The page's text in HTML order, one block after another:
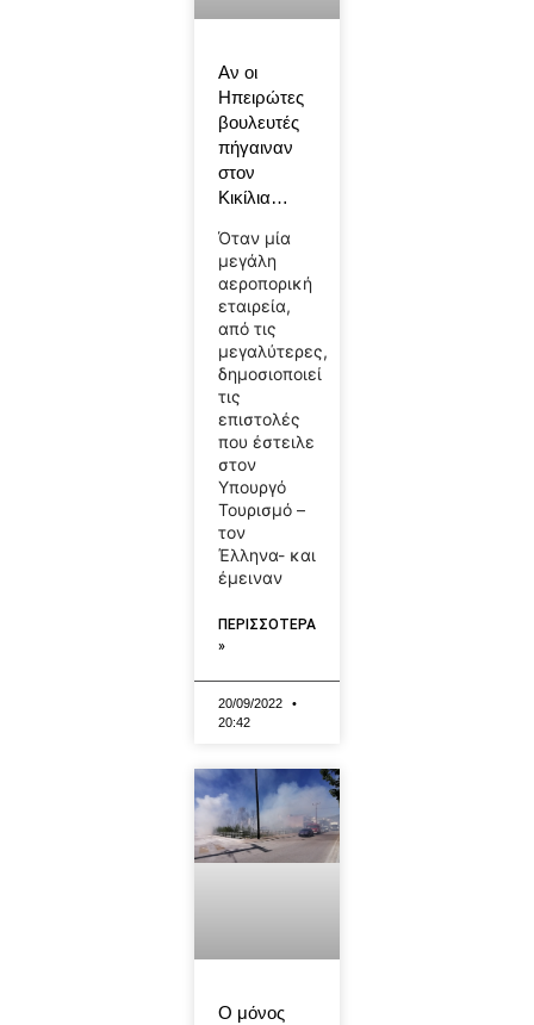
Αν οι
Ηπειρώτες
βουλευτές
πήγαιναν
στον
Κικίλια…
Όταν μία
μεγάλη
αεροπορική
εταιρεία,
από τις
μεγαλύτερες,
δημοσιοποιεί
τις
επιστολές
που έστειλε
στον
Υπουργό
Τουρισμό –
τον
Έλληνα- και
έμειναν
ΠΕΡΙΣΣΟΤΕΡΑ
»
20/09/2022
20:42
Ο μόνος